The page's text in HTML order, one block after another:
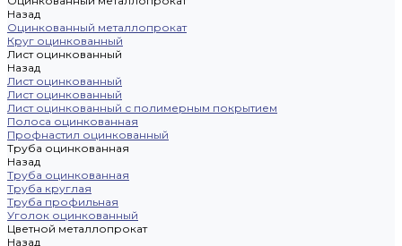
Назад
Оцинкованный металлопрокат
Круг оцинкованный
Лист оцинкованный
Назад
Лист оцинкованный
Лист оцинкованный
Лист оцинкованный с полимерным покрытием
Полоса оцинкованная
Профнастил оцинкованный
Труба оцинкованная
Назад
Труба оцинкованная
Труба круглая
Труба профильная
Уголок оцинкованный
Цветной металлопрокат
Назад